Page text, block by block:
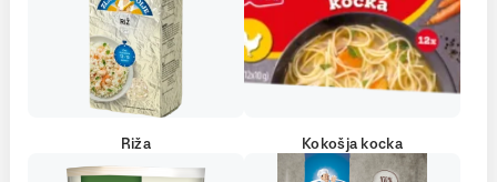
Riža Kokošja kocka